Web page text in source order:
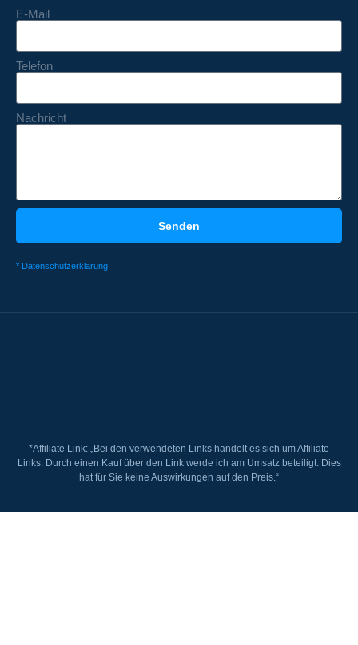
E-Mail
Telefon
Nachricht
Senden
* Datenschutzerklärung
*Affiliate Link: „Bei den verwendeten Links handelt es sich um Affiliate
Links. Durch einen Kauf über den Link werde ich am Umsatz beteiligt. Dies
hat für Sie keine Auswirkungen auf den Preis.“